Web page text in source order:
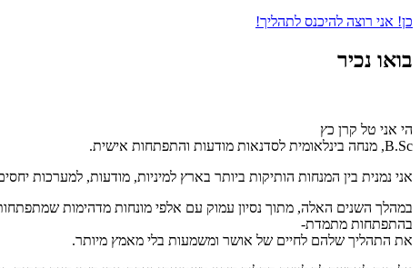
כן! אני רוצה להיכנס לתהליך!
בואו נכיר
הי אני טל קרן כץ
B.Sc, מנחה בינלאומית לסדנאות מודעות והתפתחות אישית.
אני נמנית בין המנחות הותיקות ביותר בארץ למיניות, מודעות, למערכות
במהלך השנים האלה, מתוך נסיון עמוק עם אלפי מונחות מדהימות
בהתפתחות מתמדת-
את התהליך שלהם לחיים של אושר ומשמעות בלי מאמץ מיותר.